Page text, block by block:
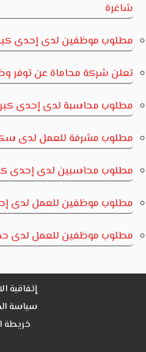
شاغرة
مطلوب موظفين لدى إحدى
تعلن شركة محاماة عن توفر
مطلوب محاسبة لدى إحدى
مطلوب مشرفة للعمل لدى
مطلوب محاسبين لدى إحدى
مطلوب موظفين للعمل لدى
مطلوب موظفين للعمل لدى
إتفاقية
سياسة
خريطة